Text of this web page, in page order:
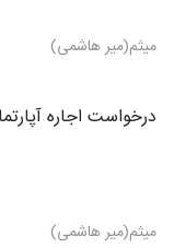
میثم(میر هاشمی)
درخواست اجاره
میثم(میر هاشمی)